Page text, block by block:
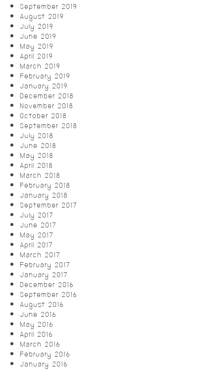
September 2019
August 2019
July 2019
June 2019
May 2019
April 2019
March 2019
February 2019
January 2019
December 2018
November 2018
October 2018
September 2018
July 2018
June 2018
May 2018
April 2018
March 2018
February 2018
January 2018
September 2017
July 2017
June 2017
May 2017
April 2017
March 2017
February 2017
January 2017
December 2016
September 2016
August 2016
June 2016
May 2016
April 2016
March 2016
February 2016
January 2016